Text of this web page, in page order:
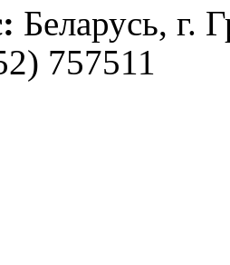
Беларусь, г.
757511